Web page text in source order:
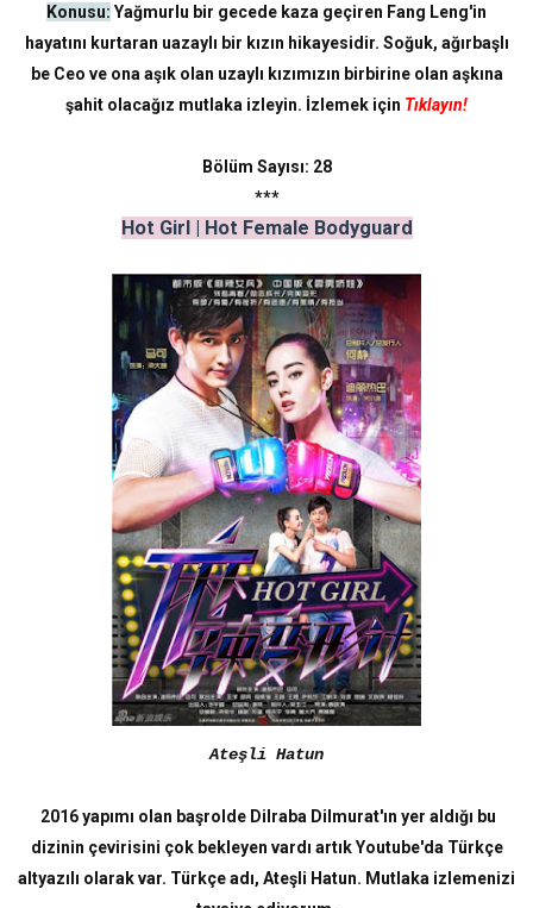
Konusu: Yağmurlu bir gecede kaza geçiren Fang Leng'in
hayatını kurtaran uazaylı bir kızın hikayesidir. Soğuk, ağırbaşlı
be Ceo ve ona aşık olan uzaylı kızımızın birbirine olan aşkına
şahit olacağız mutlaka izleyin. İzlemek için Tıklayın!
Bölüm Sayısı: 28
***
Hot Girl | Hot Female Bodyguard
Ateşli Hatun
2016 yapımı olan başrolde Dilraba Dilmurat'ın yer aldığı bu
dizinin çevirisini çok bekleyen vardı artık Youtube'da Türkçe
altyazılı olarak var. Türkçe adı, Ateşli Hatun. Mutlaka izlemenizi